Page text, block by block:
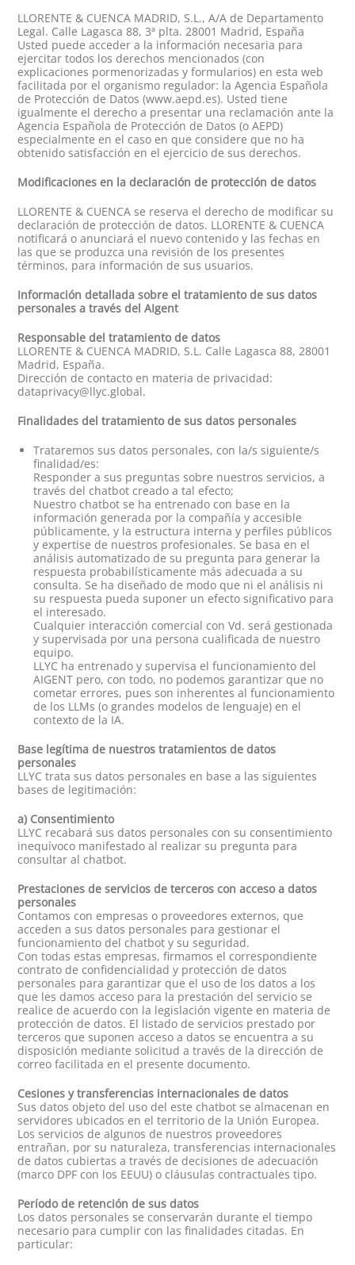
LLORENTE & CUENCA MADRID, S.L., A/A de Departamento
Legal. Calle Lagasca 88, 3ª plta. 28001 Madrid, España
Usted puede acceder a la información necesaria para
ejercitar todos los derechos mencionados (con
explicaciones pormenorizadas y formularios) en esta web
facilitada por el organismo regulador: la Agencia Española
de Protección de Datos (www.aepd.es). Usted tiene
igualmente el derecho a presentar una reclamación ante la
Agencia Española de Protección de Datos (o AEPD)
especialmente en el caso en que considere que no ha
obtenido satisfacción en el ejercicio de sus derechos.
Modificaciones en la declaración de protección de datos
LLORENTE & CUENCA se reserva el derecho de modificar su
declaración de protección de datos. LLORENTE & CUENCA
notificará o anunciará el nuevo contenido y las fechas en
las que se produzca una revisión de los presentes
términos, para información de sus usuarios.
Información detallada sobre el tratamiento de sus datos
personales a través del AIgent
Responsable del tratamiento de datos
LLORENTE & CUENCA MADRID, S.L. Calle Lagasca 88, 28001
Madrid, España.
Dirección de contacto en materia de privacidad:
dataprivacy@llyc.global.
Finalidades del tratamiento de sus datos personales
Trataremos sus datos personales, con la/s siguiente/s
finalidad/es:
Responder a sus preguntas sobre nuestros servicios, a
través del chatbot creado a tal efecto;
Nuestro chatbot se ha entrenado con base en la
información generada por la compañía y accesible
públicamente, y la estructura interna y perfiles públicos
y expertise de nuestros profesionales. Se basa en el
análisis automatizado de su pregunta para generar la
respuesta probabilísticamente más adecuada a su
consulta. Se ha diseñado de modo que ni el análisis ni
su respuesta pueda suponer un efecto significativo para
el interesado.
Cualquier interacción comercial con Vd. será gestionada
y supervisada por una persona cualificada de nuestro
equipo.
LLYC ha entrenado y supervisa el funcionamiento del
AIGENT pero, con todo, no podemos garantizar que no
cometar errores, pues son inherentes al funcionamiento
de los LLMs (o grandes modelos de lenguaje) en el
contexto de la IA.
Base legítima de nuestros tratamientos de datos
personales
LLYC trata sus datos personales en base a las siguientes
bases de legitimación:
a) Consentimiento
LLYC recabará sus datos personales con su consentimiento
inequívoco manifestado al realizar su pregunta para
consultar al chatbot.
Prestaciones de servicios de terceros con acceso a datos
personales
Contamos con empresas o proveedores externos, que
acceden a sus datos personales para gestionar el
funcionamiento del chatbot y su seguridad.
Con todas estas empresas, firmamos el correspondiente
contrato de confidencialidad y protección de datos
personales para garantizar que el uso de los datos a los
que les damos acceso para la prestación del servicio se
realice de acuerdo con la legislación vigente en materia de
protección de datos. El listado de servicios prestado por
terceros que suponen acceso a datos se encuentra a su
disposición mediante solicitud a través de la dirección de
correo facilitada en el presente documento.
Cesiones y transferencias internacionales de datos
Sus datos objeto del uso del este chatbot se almacenan en
servidores ubicados en el territorio de la Unión Europea.
Los servicios de algunos de nuestros proveedores
entrañan, por su naturaleza, transferencias internacionales
de datos cubiertas a través de decisiones de adecuación
(marco DPF con los EEUU) o cláusulas contractuales tipo.
Período de retención de sus datos
Los datos personales se conservarán durante el tiempo
necesario para cumplir con las finalidades citadas. En
particular: